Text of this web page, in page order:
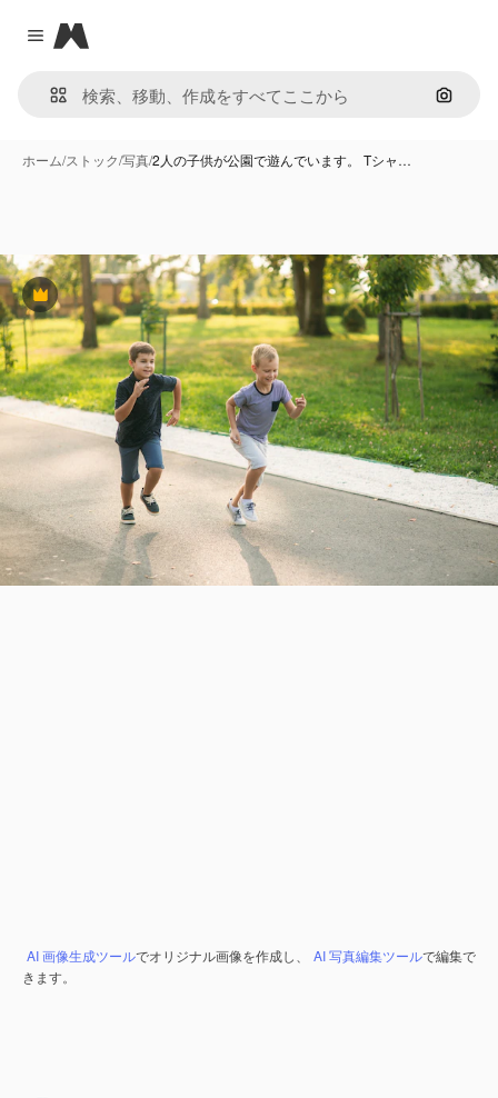
Close menu
Magnific
画像で
ホーム/ストック/写真/2人の子供が公園で遊んでいます。 Tシャ…
Premium
AI 画像生成ツールでオリジナル画像を作成し、 AI 写真編集ツールで編集で
きます。